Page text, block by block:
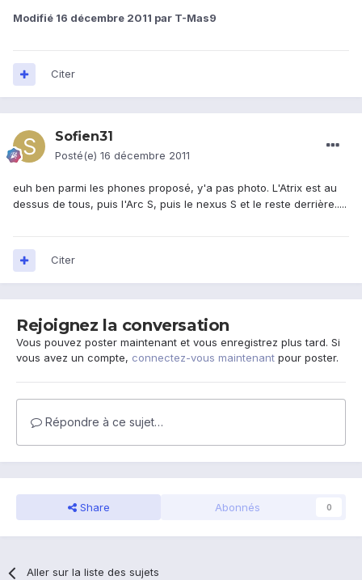
Modifié 16 décembre 2011 par T-Mas9
Citer
Sofien31
Posté(e) 16 décembre 2011
euh ben parmi les phones proposé, y'a pas photo. L'Atrix est au
dessus de tous, puis l'Arc S, puis le nexus S et le reste derrière.....
Citer
Rejoignez la conversation
Vous pouvez poster maintenant et vous enregistrez plus tard. Si
vous avez un compte, connectez-vous maintenant pour poster.
Répondre à ce sujet…
Share Abonnés 0
Aller sur la liste des sujets